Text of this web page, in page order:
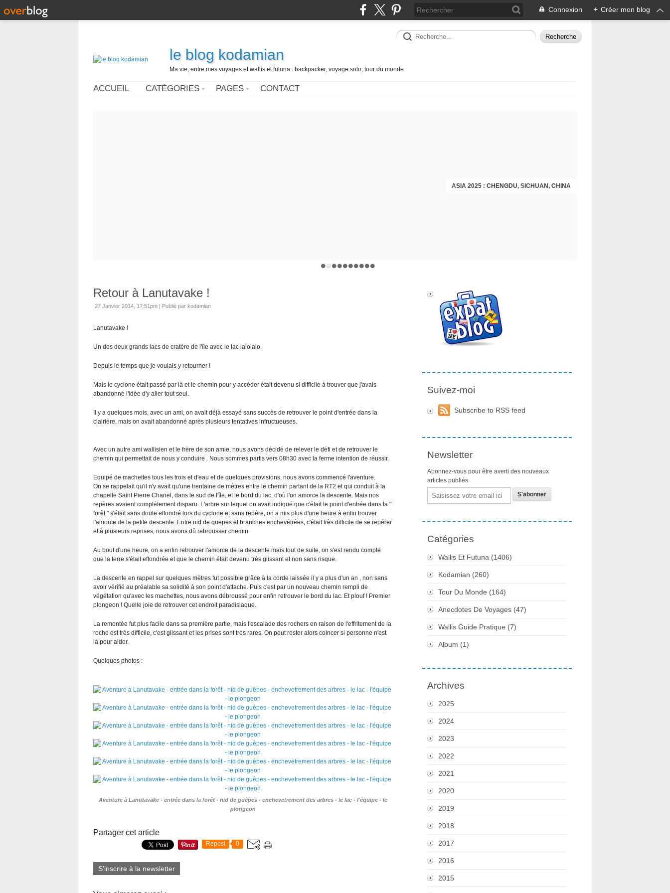
Connexion + Créer mon blog
le blog kodamian
Ma vie, entre mes voyages et wallis et futuna . backpacker, voyage solo, tour du monde .
ACCUEIL CATÉGORIES PAGES CONTACT
ASIA 2025 : CHENGDU, SICHUAN, CHINA
CHENGDU 2025
Retour à Lanutavake !
27 Janvier 2014, 17:51pm | Publié par kodamian
Lanutavake !
Un des deux grands lacs de cratère de l'île avec le lac lalolalo.
Depuis le temps que je voulais y retourner !
Mais le cyclone était passé par là et le chemin pour y accéder était devenu si difficile à trouver que j'avais
abandonné l'idée d'y aller tout seul.
Il y a quelques mois, avec un ami, on avait déjà essayé sans succès de retrouver le point d'entrée dans la
clairière, mais on avait abandonné après plusieurs tentatives infructueuses.
Avec un autre ami wallisien et le frère de son amie, nous avons décidé de relever le défi et de retrouver le
chemin qui permettait de nous y conduire . Nous sommes partis vers 08h30 avec la ferme intention de réussir.
Equipé de machettes tous les trois et d'eau et de quelques provisions, nous avons commencé l'aventure.
On se rappelait qu'il n'y avait qu'une trentaine de mètres entre le chemin partant de la RT2 et qui conduit à la
chapelle Saint Pierre Chanel, dans le sud de l'île, et le bord du lac, d'où l'on amorce la descente. Mais nos
repères avaient complétement disparu. L'arbre sur lequel on avait indiqué que c'était le point d'entrée dans la "
forêt " s'était sans doute effondré lors du cyclone et sans repère, on a mis plus d'une heure à enfin trouver
l'amorce de la petite descente. Entre nid de guepes et branches enchevétrées, c'était très difficile de se repérer
et à plusieurs reprises, nous avons dû rebrousser chemin.
Au bout d'une heure, on a enfin retrouver l'amorce de la descente mais tout de suite, on s'est rendu compte
que la terre s'était effondrée et que le chemin était devenu très glissant et non sans risque.
La descente en rappel sur quelques mètres fut possible grâce à la corde laissée il y a plus d'un an , non sans
avoir vérifié au préalable sa solidité à son point d'attache. Puis c'est par un nouveau chemin rempli de
végétation qu'avec les machettes, nous avons débroussé pour enfin retrouver le bord du lac. Et plouf ! Premier
plongeon ! Quelle joie de retrouver cet endroit paradisiaque.
La remontée fut plus facile dans sa première partie, mais l'escalade des rochers en raison de l'effritement de la
roche est très difficile, c'est glissant et les prises sont très rares. On peut rester alors coincer si personne n'est
là pour aider.
Quelques photos :
Aventure à Lanutavake - entrée dans la forêt - nid de guêpes - enchevetrement des arbres - le lac - l'équipe - le
plongeon
Partager cet article
Repost 0
S'inscrire à la newsletter
Suivez-moi
Subscribe to RSS feed
Newsletter
Abonnez-vous pour être averti des nouveaux
articles publiés.
Email
Catégories
Wallis Et Futuna (1406)
Kodamian (260)
Tour Du Monde (164)
Anecdotes De Voyages (47)
Wallis Guide Pratique (7)
Album (1)
Archives
2025
2024
2023
2022
2021
2020
2019
2018
2017
2016
2015